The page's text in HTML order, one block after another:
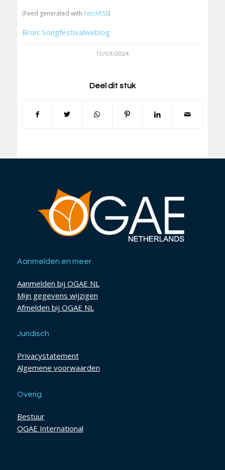
(Feed generated with FetchRSS)
Bron: Songfestivalweblog
10/03/2024
Deel dit stuk
Aanmelden en meer
Aanmelden bij OGAE NL
Mijn gegevens wijzigen
Afmelden bij OGAE NL
Juridisch
Privacystatement
Algemene voorwaarden
Overig
Bestuur
OGAE International